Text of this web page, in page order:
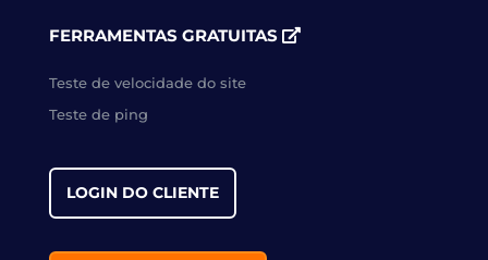
FERRAMENTAS GRATUITAS
Teste de velocidade do site
Teste de ping
LOGIN DO CLIENTE